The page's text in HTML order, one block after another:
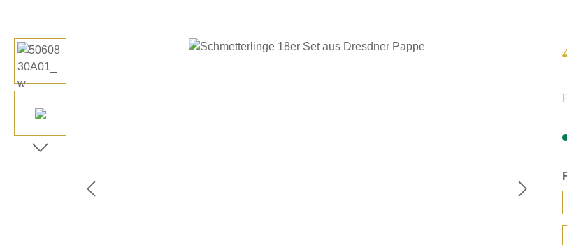
Bildergalerie überspringen